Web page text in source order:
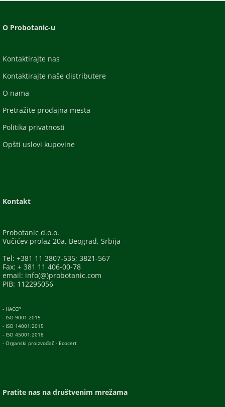
O Probotanic-u
Kontaktirajte nas
Kontaktirajte naše distributere
O nama
Pretražite prodajna mesta
Politika privatnosti
Opšti uslovi kupovine
Kontakt
Probotanic d.o.o.
Vučićev prolaz 20a, Beograd, Srbija
Tel: +381 11 3807-535; 3821-567
Fax: + 381 11 406-00-78
email: info(@)probotanic.com
PIB: 112295056
- HACCP
- ISO 9001:2015
- ISO 14001:2015
- ISO 45001:2018
- Organski proizvođač - Ecocert
Pratite nas na društvenim mrežama